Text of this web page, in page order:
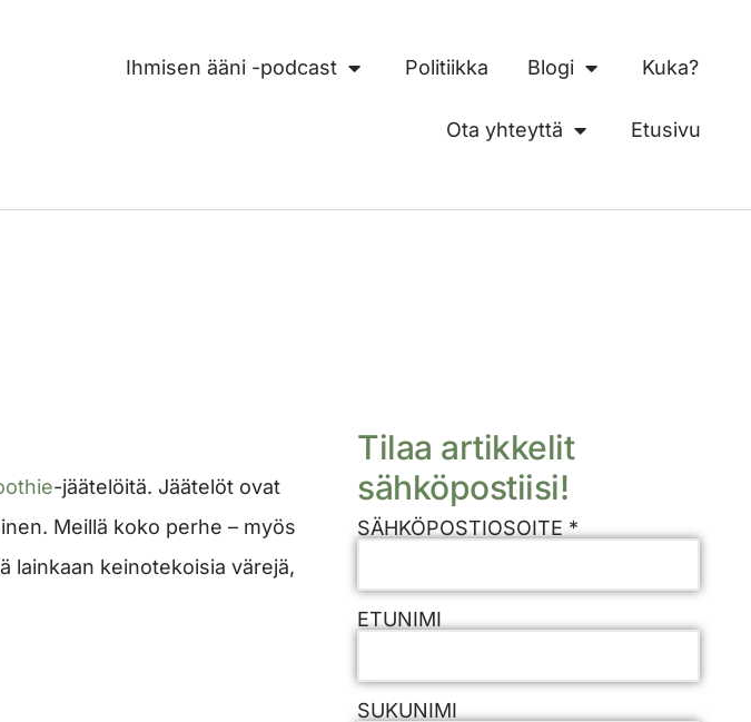
Ihmisen ääni -podcast Politiikka Blogi Kuka?
Ota yhteyttä Etusivu
-jäätelöitä. Jäätelöt ovat
Meillä koko perhe – myös
lainkaan keinotekoisia värejä,
Tilaa artikkelit
sähköpostiisi!
SÄHKÖPOSTIOSOITE *
ETUNIMI
SUKUNIMI